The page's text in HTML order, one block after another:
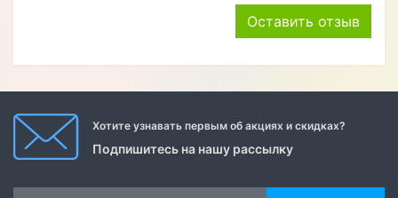
Оставить отзыв
Хотите узнавать первым об акциях и скидках?
Подпишитесь на нашу рассылку